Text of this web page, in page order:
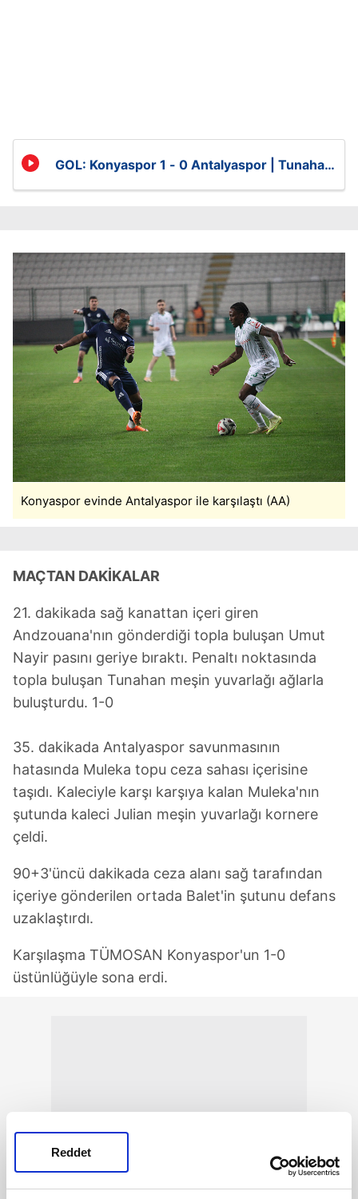
Reddet
GOL: Konyaspor 1 - 0 Antalyaspor | Tunahan
Konyaspor evinde Antalyaspor ile karşılaştı (AA)
MAÇTAN DAKİKALAR
21. dakikada sağ kanattan içeri giren
Andzouana'nın gönderdiği topla buluşan Umut
Nayir pasını geriye bıraktı. Penaltı noktasında
topla buluşan Tunahan meşin yuvarlağı ağlarla
buluşturdu. 1-0
35. dakikada Antalyaspor savunmasının
hatasında Muleka topu ceza sahası içerisine
taşıdı. Kaleciyle karşı karşıya kalan Muleka'nın
şutunda kaleci Julian meşin yuvarlağı kornere
çeldi.
90+3'üncü dakikada ceza alanı sağ tarafından
içeriye gönderilen ortada Balet'in şutunu defans
uzaklaştırdı.
Karşılaşma TÜMOSAN Konyaspor'un 1-0
üstünlüğüyle sona erdi.